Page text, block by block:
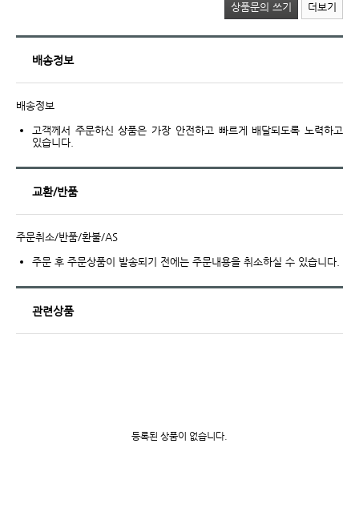
상품문의 쓰기 더보기
배송정보
배송정보
고객께서 주문하신 상품은 가장 안전하고 빠르게 배달되도록 노력하고
있습니다.
교환/반품
주문취소/반품/환불/AS
주문 후 주문상품이 발송되기 전에는 주문내용을 취소하실 수 있습니다.
관련상품
등록된 상품이 없습니다.